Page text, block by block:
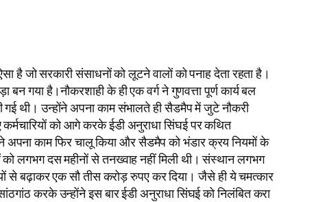
जो सरकारी संसाधनों को लूटने वालों को पनाह देता रहता है।
है।नौकरशाही के ही एक वर्ग ने गुणवत्ता पूर्ण कार्य बल
गई थी। उन्होंने अपना काम संभालते ही सैडमैप में जुटे नौकरी
को आगे करके ईडी अनुराधा सिंघई पर कथित
अपना काम फिर चालू किया और सैडमैप को भंडार क्रय नियमों के
लगभग दस महीनों से तनख्वाह नहीं मिली थी। संस्थान लगभग
से बढ़ाकर एक सौ तीस करोड़ रुपए कर दिया। जैसे ही ये चमत्कार
करके उन्होंने इस बार ईडी अनुराधा सिंघई को निलंबित करा